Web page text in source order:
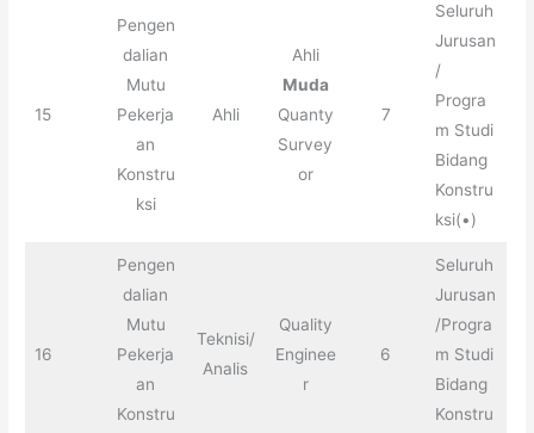
15
Pengen
dalian
Mutu
Pekerja
an
Konstru
ksi
Ahli
Ahli
Muda
Quanty
Survey
or
7
Seluruh
Jurusan
/
Progra
m Studi
Bidang
Konstru
ksi(•)
16
Pengen
dalian
Mutu
Pekerja
an
Konstru
Teknisi/
Analis
Quality
Enginee
r
6
Seluruh
Jurusan
/Progra
m Studi
Bidang
Konstru